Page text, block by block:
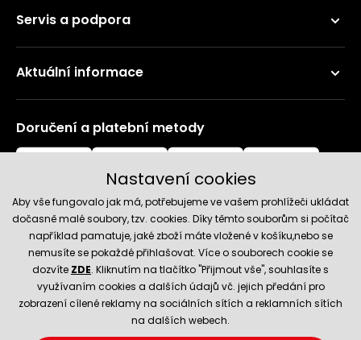
Servis a podpora
Aktuální informace
Doručení a platební metody
Spolehlivý obchod
Nastavení cookies
Aby vše fungovalo jak má, potřebujeme ve vašem prohlížeči ukládat
dočasně malé soubory, tzv. cookies. Díky těmto souborům si počítač
například pamatuje, jaké zboží máte vložené v košíku,nebo se
nemusíte se pokaždé přihlašovat. Více o souborech cookie se
dozvíte ZDE. Kliknutím na tlačítko "Přijmout vše", souhlasíte s
využívaním cookies a dalších údajů vč. jejich předání pro
zobrazení cílené reklamy na sociálních sítích a reklamních sítích
na dalších webech.